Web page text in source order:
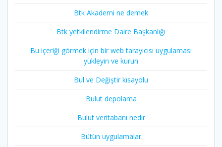
Btk Akademi ne demek
Btk yetkilendirme Daire Başkanlığı
Bu içeriği görmek için bir web tarayıcısı uygulaması
yükleyin ve kurun
Bul ve Değiştir kısayolu
Bulut depolama
Bulut veritabanı nedir
Bütün uygulamalar